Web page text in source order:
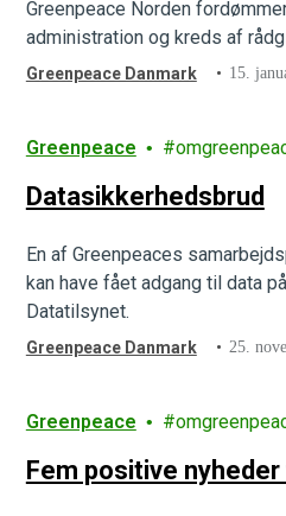
Greenpeace Norden
administration og kreds af
Greenpeace Danmark 15.
Greenpeace
Datasikkerhedsbrud
En af Greenpeaces
kan have fået adgang til data
Datatilsynet.
Greenpeace Danmark 25.
Greenpeace
Fem positive